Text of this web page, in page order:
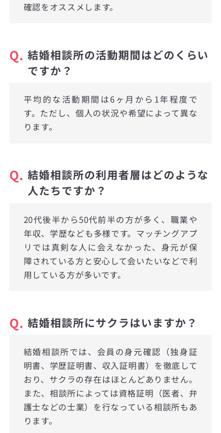
確認をオススメします。
Q. 結婚相談所の活動期間はどのくらい
ですか？
平均的な活動期間は6ヶ月から1年程度で
す。ただし、個人の状況や希望によって異な
ります。
Q. 結婚相談所の利用者層はどのような
人たちですか？
20代後半から50代前半の方が多く、職業や
年収、学歴なども多様です。マッチングアプ
リでは真剣な人に会えなかった、身元が保
障されている方と安心して会いたいなどで利
用している方が多いです。
Q. 結婚相談所にサクラはいますか？
結婚相談所では、会員の身元確認（独身証
明書、学歴証明書、収入証明書）を徹底して
おり、サクラの存在はほとんどありません。
また、相談所によっては資格証明（医者、弁
護士などの士業）を行なっている相談所もあ
ります。